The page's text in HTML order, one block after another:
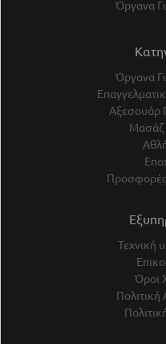
Όργανα
Όργανα
Αξεσουάρ
Μασάζ
Τεχνική
Όροι